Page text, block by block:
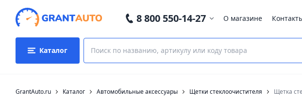
8 800 550-14-27 О магазине
Каталог
GrantAuto.ru Каталог Автомобильные аксессуары Щетки стеклоочистителя Щетка